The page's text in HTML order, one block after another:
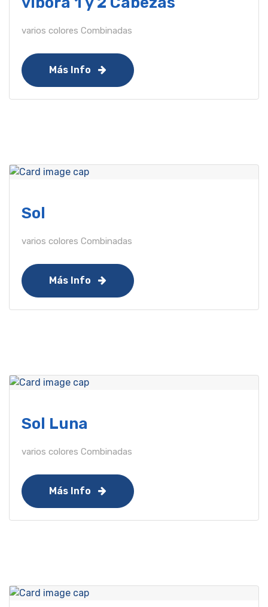
varios colores Combinadas
Más Info
Sol
varios colores Combinadas
Más Info
Sol Luna
varios colores Combinadas
Más Info